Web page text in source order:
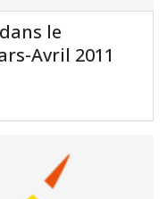
le
Avril 2011